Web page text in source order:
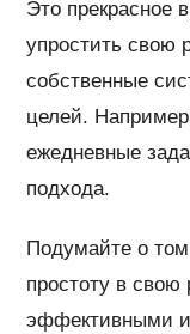
Это прекрасное
упростить свою
собственные
целей.
ежедневные
подхода.
Подумайте о
простоту в свою
эффективными